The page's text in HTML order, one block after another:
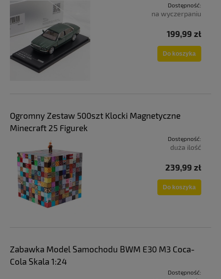
Dostępność:
na wyczerpaniu
199,99 zł
Do koszyka
Ogromny Zestaw 500szt Klocki Magnetyczne
Minecraft 25 Figurek
Dostępność:
duża ilość
239,99 zł
Do koszyka
Zabawka Model Samochodu BWM E30 M3 Coca-
Cola Skala 1:24
Dostępność: